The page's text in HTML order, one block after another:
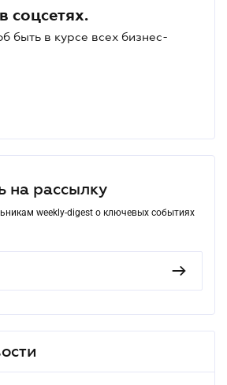
соцсетях.
быть в курсе всех бизнес-
на рассылку
weekly-digest о ключевых событиях